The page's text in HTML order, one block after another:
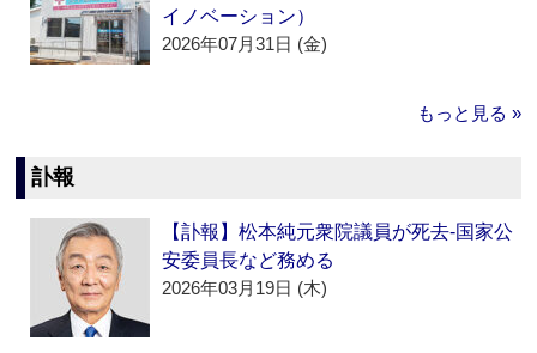
イノベーション）
2026年07月31日 (金)
もっと見る »
訃報
【訃報】松本純元衆院議員が死去‐国家公
安委員長など務める
2026年03月19日 (木)